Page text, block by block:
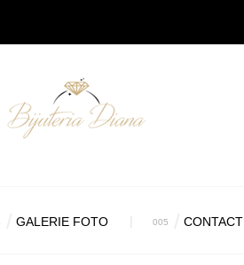
GALERIE FOTO CONTACT